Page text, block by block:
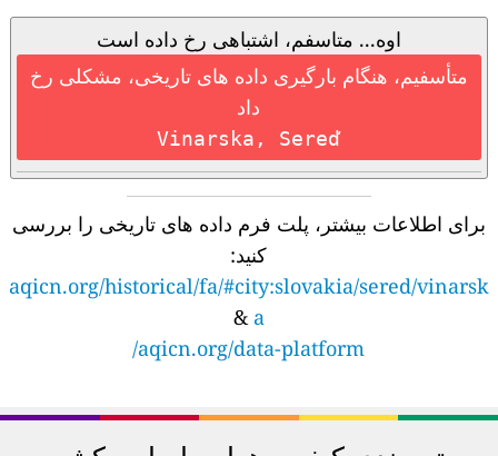
اوه... متاسفم، اشتباهی رخ داده است
متأسفیم، هنگام بارگیری داده های تاریخی، مشکلی رخ
داد
Vinarska, Sereď
برای اطلاعات بیشتر، پلت فرم داده های تاریخی را بررسی
کنید:
aqicn.org/historical/fa/#city:slovakia/sered/vinarsk
a
&
aqicn.org/data-platform/